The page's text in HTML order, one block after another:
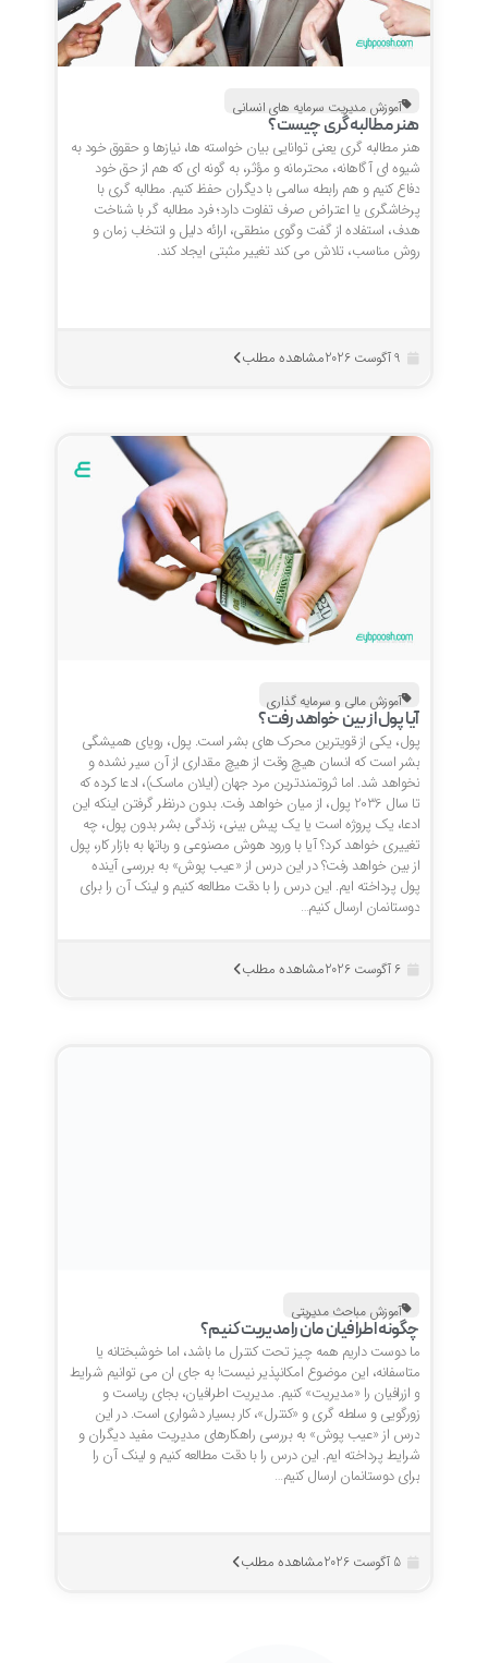
آموزش مدیریت سرمایه های انسانی
هنر مطالبه گری چیست؟
هنر مطالبه گری یعنی توانایی بیان خواسته ها، نیازها و حقوق خود به
شیوه ای آگاهانه، محترمانه و مؤثر، به گونه ای که هم از حق خود
دفاع کنیم و هم رابطه سالمی با دیگران حفظ کنیم. مطالبه گری با
پرخاشگری یا اعتراض صرف تفاوت دارد؛ فرد مطالبه گر با شناخت
هدف، استفاده از گفت وگوی منطقی، ارائه دلیل و انتخاب زمان و
روش مناسب، تلاش می کند تغییر مثبتی ایجاد کند.
مشاهده مطلب
آموزش مالی و سرمایه گذاری
آیا پول از بین خواهد رفت؟
پول، یکی از قویترین محرک های بشر است. پول، رویای همیشگی
بشر است که انسان هیچ وقت از هیچ مقداری از آن سیر نشده و
نخواهد شد. اما ثروتمندترین مرد جهان (ایلان ماسک)، ادعا کرده که
تا سال 2036 پول، از میان خواهد رفت. بدون درنظر گرفتن اینکه این
ادعا، یک پروژه است یا یک پیش بینی، زندگی بشر بدون پول، چه
تغییری خواهد کرد؟ آیا با ورود هوش مصنوعی و رباتها به بازار کار، پول
از بین خواهد رفت؟ در این درس از «عیب پوش» به بررسی آینده
پول پرداخته ایم. این درس را با دقت مطالعه کنیم و لینک آن را برای
دوستانمان ارسال کنیم…
مشاهده مطلب
آموزش مباحث مدیریتی
چگونه اطرافیان مان را مدیریت کنیم؟
ما دوست داریم همه چیز تحت کنترل ما باشد، اما خوشبختانه یا
متاسفانه، این موضوع امکانپذیر نیست! به جای ان می توانیم شرایط
و ازرافیان را «مدیریت» کنیم. مدیریت اطرافیان، بجای ریاست و
زورگویی و سلطه گری و «کنترل»، کار بسیار دشواری است. در این
درس از «عیب پوش» به بررسی راهکارهای مدیریت مفید دیگران و
شرایط پرداخته ایم. این درس را با دقت مطالعه کنیم و لینک آن را
برای دوستانمان ارسال کنیم…
مشاهده مطلب